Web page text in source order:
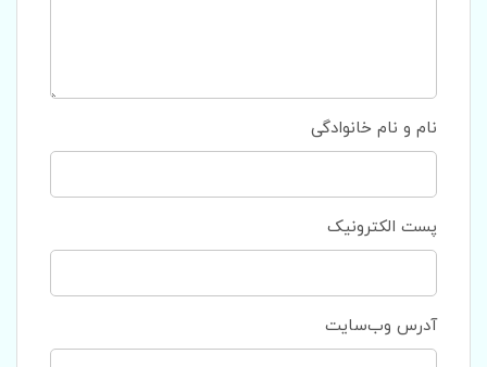
نام و نام خانوادگی
پست الکترونیک
آدرس وب‌سایت